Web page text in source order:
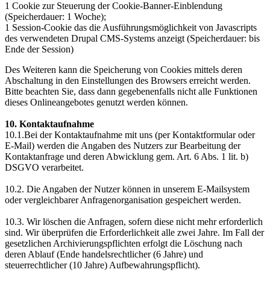
1 Cookie zur Steuerung der Cookie-Banner-Einblendung
(Speicherdauer: 1 Woche);
1 Session-Cookie das die Ausführungsmöglichkeit von Javascripts
des verwendeten Drupal CMS-Systems anzeigt (Speicherdauer: bis
Ende der Session)
Des Weiteren kann die Speicherung von Cookies mittels deren
Abschaltung in den Einstellungen des Browsers erreicht werden.
Bitte beachten Sie, dass dann gegebenenfalls nicht alle Funktionen
dieses Onlineangebotes genutzt werden können.
10. Kontaktaufnahme
10.1.Bei der Kontaktaufnahme mit uns (per Kontaktformular oder
E-Mail) werden die Angaben des Nutzers zur Bearbeitung der
Kontaktanfrage und deren Abwicklung gem. Art. 6 Abs. 1 lit. b)
DSGVO verarbeitet.
10.2. Die Angaben der Nutzer können in unserem E-Mailsystem
oder vergleichbarer Anfragenorganisation gespeichert werden.
10.3. Wir löschen die Anfragen, sofern diese nicht mehr erforderlich
sind. Wir überprüfen die Erforderlichkeit alle zwei Jahre. Im Fall der
gesetzlichen Archivierungspflichten erfolgt die Löschung nach
deren Ablauf (Ende handelsrechtlicher (6 Jahre) und
steuerrechtlicher (10 Jahre) Aufbewahrungspflicht).